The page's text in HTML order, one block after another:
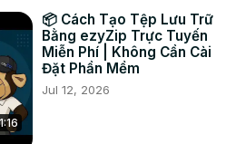
1:16
📦 Cách Tạo Tệp Lưu Trữ
Bằng ezyZip Trực Tuyến
Miễn Phí | Không Cần Cài
Đặt Phần Mềm
Jul 12, 2026